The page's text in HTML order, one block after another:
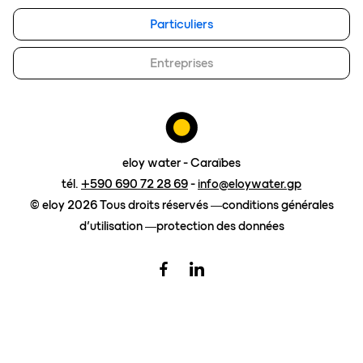
eloy group
travailler chez eloy
demander un devis
Particuliers
Entreprises
eloy water - Caraïbes
tél. +590 690 72 28 69-info@eloywater.gp
© eloy 2026 Tous droits réservés
conditions générales
d’utilisation
protection des données